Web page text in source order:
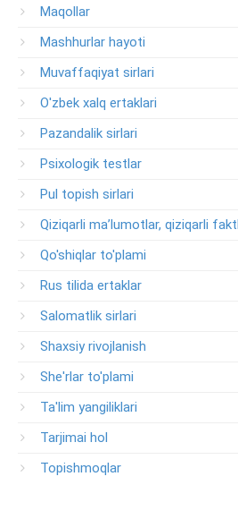
Maqollar
Mashhurlar hayoti
Muvaffaqiyat sirlari
O'zbek xalq ertaklari
Pazandalik sirlari
Psixologik testlar
Pul topish sirlari
Qiziqarli ma’lumotlar, qiziqarli
Qo'shiqlar to'plami
Rus tilida ertaklar
Salomatlik sirlari
Shaxsiy rivojlanish
She'rlar to'plami
Ta'lim yangiliklari
Tarjimai hol
Topishmoqlar